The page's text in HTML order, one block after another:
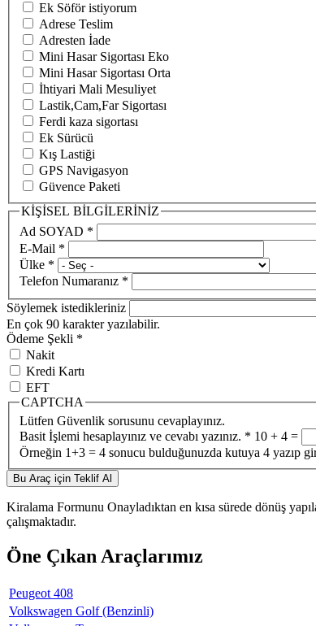
Ek Söför istiyorum
Adrese Teslim
Adresten İade
Mini Hasar Sigortası Eko
Mini Hasar Sigortası Orta
İhtiyari Mali Mesuliyet
Lastik,Cam,Far Sigortası
Ferdi kaza sigortası
Ek Sürücü
Kış Lastiği
GPS Navigasyon
Güvence Paketi
KİŞİSEL BİLGİLERİNİZ
Ad SOYAD *
E-Mail *
Ülke *
Telefon Numaranız *
Söylemek istedikleriniz
En çok 90 karakter yazılabilir.
Ödeme Şekli *
Nakit
Kredi Kartı
EFT
CAPTCHA
Lütfen Güvenlik sorusunu cevaplayınız.
Basit İşlemi hesaplayınız ve cevabı yazınız. * 10 + 4 =
Örneğin 1+3 = 4 sonucu bulduğunuzda kutuya 4 yazıp
Kiralama Formunu Onayladıktan en kısa sürede dönüş
çalışmaktadır.
Öne Çıkan Araçlarımız
Peugeot 408
Volkswagen Golf (Benzinli)